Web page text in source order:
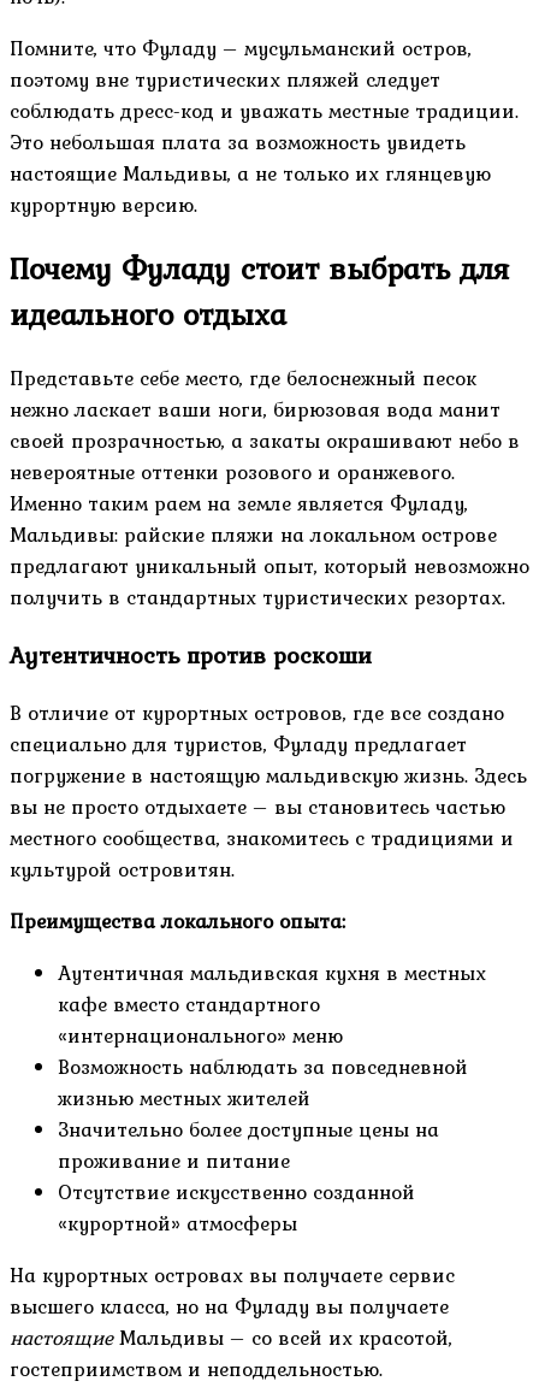
Помните, что Фуладу – мусульманский остров,
поэтому вне туристических пляжей следует
соблюдать дресс-код и уважать местные традиции.
Это небольшая плата за возможность увидеть
настоящие Мальдивы, а не только их глянцевую
курортную версию.
Почему Фуладу стоит выбрать для
идеального отдыха
Представьте себе место, где белоснежный песок
нежно ласкает ваши ноги, бирюзовая вода манит
своей прозрачностью, а закаты окрашивают небо в
невероятные оттенки розового и оранжевого.
Именно таким раем на земле является Фуладу,
Мальдивы: райские пляжи на локальном острове
предлагают уникальный опыт, который невозможно
получить в стандартных туристических резортах.
Аутентичность против роскоши
В отличие от курортных островов, где все создано
специально для туристов, Фуладу предлагает
погружение в настоящую мальдивскую жизнь. Здесь
вы не просто отдыхаете – вы становитесь частью
местного сообщества, знакомитесь с традициями и
культурой островитян.
Преимущества локального опыта:
Аутентичная мальдивская кухня в местных
кафе вместо стандартного
«интернационального» меню
Возможность наблюдать за повседневной
жизнью местных жителей
Значительно более доступные цены на
проживание и питание
Отсутствие искусственно созданной
«курортной» атмосферы
На курортных островах вы получаете сервис
высшего класса, но на Фуладу вы получаете
настоящиеМальдивы – со всей их красотой,
гостеприимством и неподдельностью.